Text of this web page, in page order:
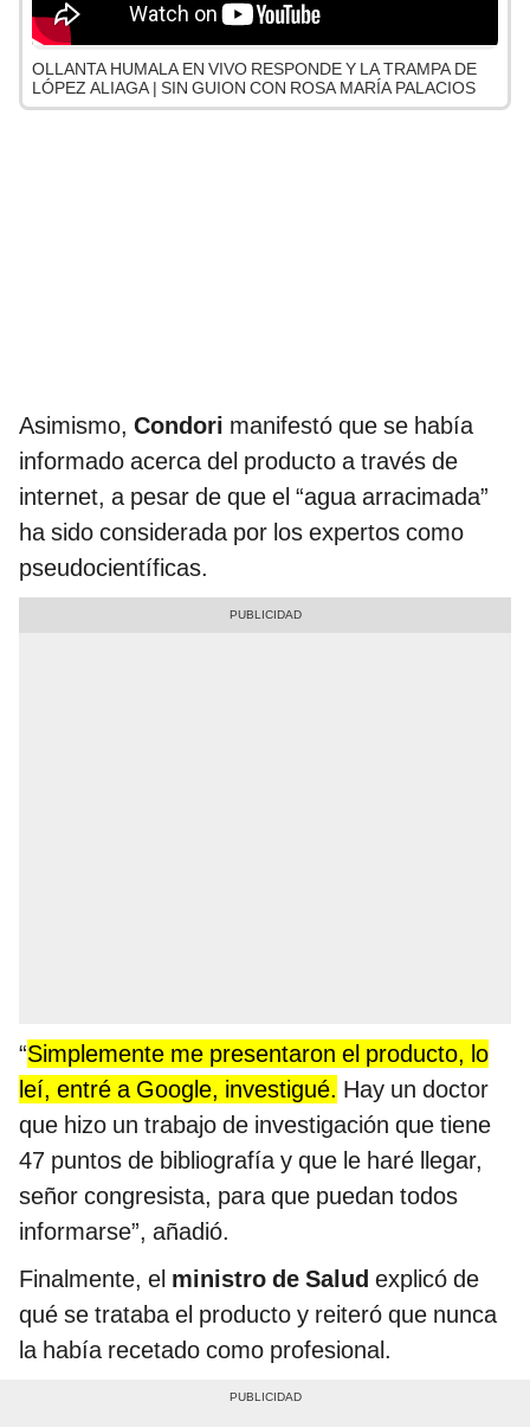
OLLANTA HUMALA EN VIVO RESPONDE Y LA TRAMPA DE
LÓPEZ ALIAGA | SIN GUION CON ROSA MARÍA PALACIOS
Asimismo, Condori manifestó que se había
informado acerca del producto a través de
internet, a pesar de que el “agua arracimada”
ha sido considerada por los expertos como
pseudocientíficas.
“Simplemente me presentaron el producto, lo
leí, entré a Google, investigué. Hay un doctor
que hizo un trabajo de investigación que tiene
47 puntos de bibliografía y que le haré llegar,
señor congresista, para que puedan todos
informarse”, añadió.
Finalmente, el ministro de Salud explicó de
qué se trataba el producto y reiteró que nunca
la había recetado como profesional.